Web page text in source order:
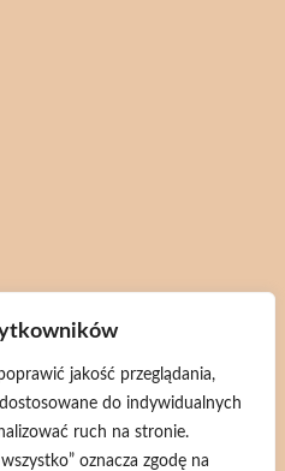
jakość przeglądania,
do indywidualnych
ruch na stronie.
oznacza zgodę na